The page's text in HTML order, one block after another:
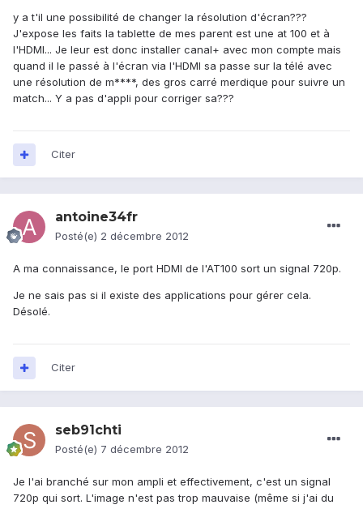
y a t'il une possibilité de changer la résolution d'écran???
J'expose les faits la tablette de mes parent est une at 100 et à
l'HDMI... Je leur est donc installer canal+ avec mon compte mais
quand il le passé à l'écran via l'HDMI sa passe sur la télé avec
une résolution de m****, des gros carré merdique pour suivre un
match... Y a pas d'appli pour corriger sa???
Citer
antoine34fr
Posté(e) 2 décembre 2012
A ma connaissance, le port HDMI de l'AT100 sort un signal 720p.
Je ne sais pas si il existe des applications pour gérer cela.
Désolé.
Citer
seb91chti
Posté(e) 7 décembre 2012
Je l'ai branché sur mon ampli et effectivement, c'est un signal
720p qui sort. L'image n'est pas trop mauvaise (même si j'ai du